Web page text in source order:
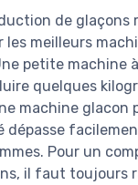
de glaçons
les meilleurs
petite machine
quelques
machine glacon
dépasse
Pour un
il faut toujours